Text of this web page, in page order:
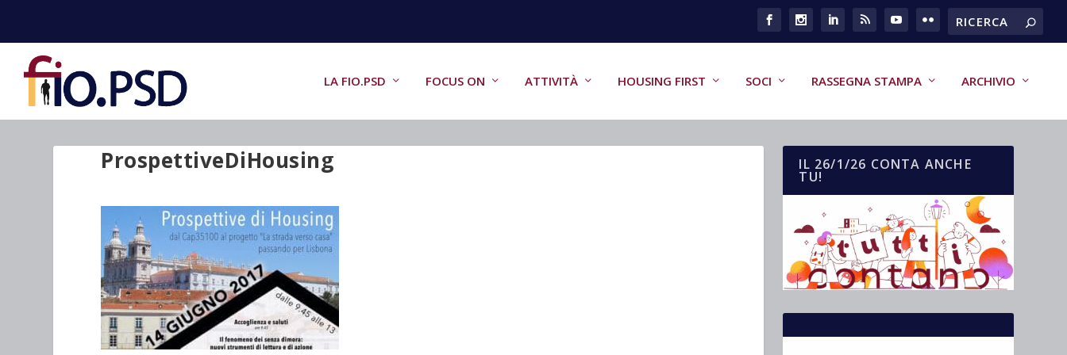
LA FIO.PSD FOCUS ON ATTIVITÀ HOUSING FIRST SOCI RASSEGNA STAMPA ARCHIVIO
ProspettiveDiHousing IL 26/1/26 CONTA ANCHE
TU!